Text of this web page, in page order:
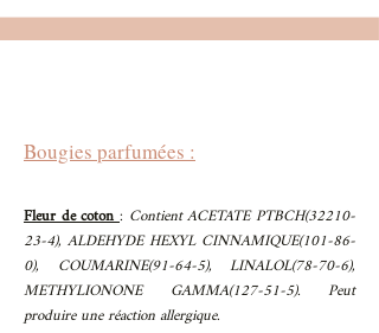
Bougies parfumées :
Fleur de coton: Contient ACETATE PTBCH(32210-
23-4), ALDEHYDE HEXYL CINNAMIQUE(101-86-
0), COUMARINE(91-64-5), LINALOL(78-70-6),
METHYLIONONE GAMMA(127-51-5). Peut
produire une réaction allergique.